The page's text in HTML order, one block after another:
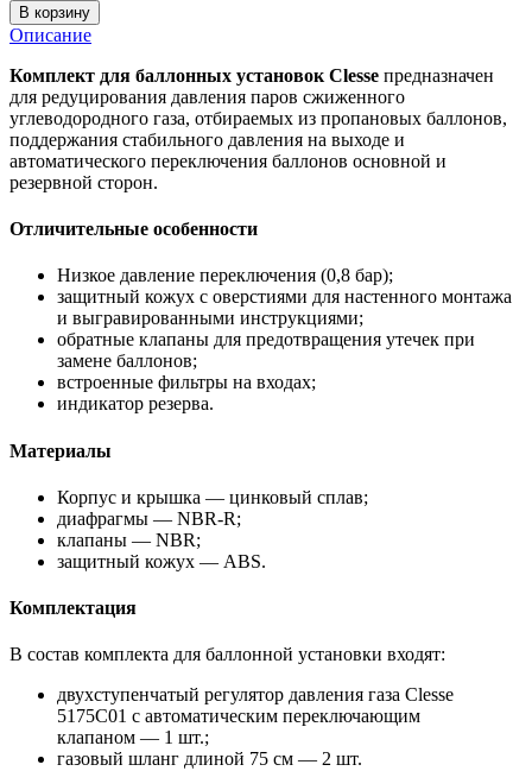
В корзину
Описание
Комплект для баллонных установок Clesse предназначен
для редуцирования давления паров сжиженного
углеводородного газа, отбираемых из пропановых баллонов,
поддержания стабильного давления на выходе и
автоматического переключения баллонов основной и
резервной сторон.
Отличительные особенности
Низкое давление переключения (0,8 бар);
защитный кожух с оверстиями для настенного монтажа
и выгравированными инструкциями;
обратные клапаны для предотвращения утечек при
замене баллонов;
встроенные фильтры на входах;
индикатор резерва.
Материалы
Корпус и крышка — цинковый сплав;
диафрагмы — NBR-R;
клапаны — NBR;
защитный кожух — ABS.
Комплектация
В состав комплекта для баллонной установки входят:
двухступенчатый регулятор давления газа Clesse
5175C01 с автоматическим переключающим
клапаном — 1 шт.;
газовый шланг длиной 75 см — 2 шт.